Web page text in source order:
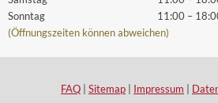
Sonntag
11:00 –
(Öffnungszeiten können abweichen)
FAQ Sitemap Impressum